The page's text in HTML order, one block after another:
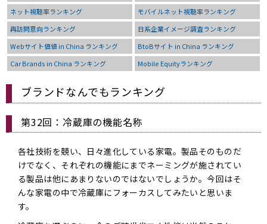
ネット視聴率ランキング
モバイルネット視聴率ランキング
再訪問意向ランキング
日系企業イメージ調査ランキング
Webサイト価値 in China ランキング
BtoBサイト in China ランキング
Car Brands in China ランキング
Mobile Equityランキング
ブランドなんでもランキング
第32回：冷蔵庫の機能名称
各社技術を競い、日々進化している家電。製品そのものだ
けでなく、それぞれの機能にまでネーミングが施されてい
る製品は他にあまりないのではないでしょうか。今回はそ
んな家電の中で冷蔵庫にフォーカスしてみたいと思いま
す。